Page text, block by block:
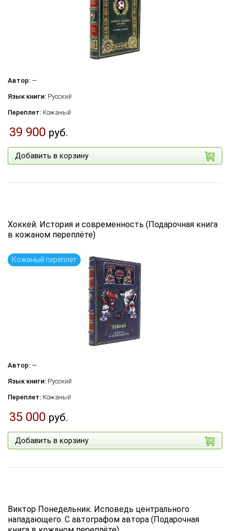
Автор: —
Язык книги: Русский
Переплет: Кожаный
39 900 руб.
Добавить в корзину
Хоккей. История и современность (Подарочная книга
в кожаном переплёте)
Кожаный переплёт
Автор: —
Язык книги: Русский
Переплет: Кожаный
35 000 руб.
Добавить в корзину
Виктор Понедельник. Исповедь центрального
нападающего. С автографом автора (Подарочная